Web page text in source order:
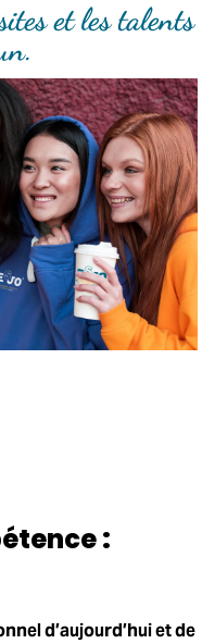
et les talents
:
d’aujourd’hui et de